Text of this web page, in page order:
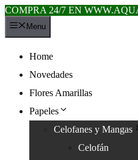
COMPRA 24/7 EN
Saltar
al
Menu
Home
Novedades
Flores Amarillas
Papeles
Celofanes y Mangas
Celofán